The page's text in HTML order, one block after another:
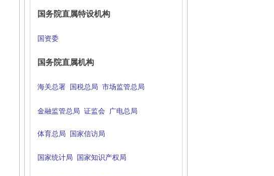
国务院直属特设机构
国资委
国务院直属机构
海关总署 国税总局 市场监管总局
金融监管总局 证监会 广电总局
体育总局 国家信访局
国家统计局 国家知识产权局